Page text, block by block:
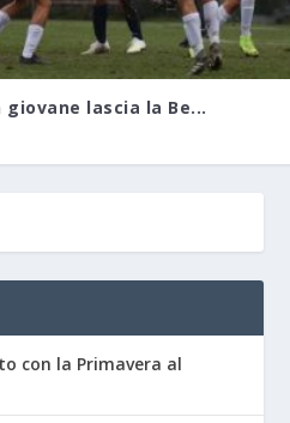
giovane lascia la Be...
con la Primavera al